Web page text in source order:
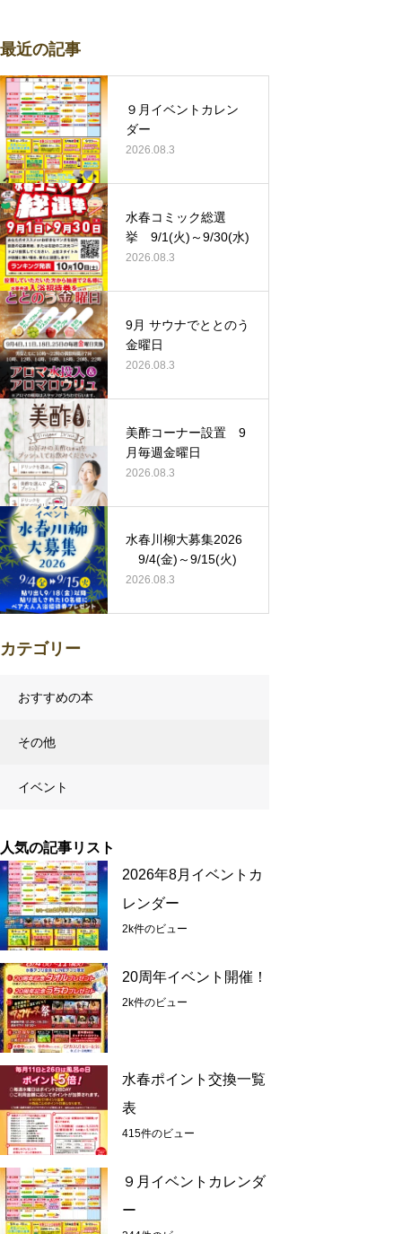
最近の記事
９月イベントカレン
ダー
2026.08.3
水春コミック総選
挙 9/1(火)～9/30(水)
2026.08.3
9月 サウナでととのう
金曜日
2026.08.3
美酢コーナー設置 9
月毎週金曜日
2026.08.3
水春川柳大募集2026
9/4(金)～9/15(火)
2026.08.3
カテゴリー
おすすめの本
その他
イベント
人気の記事リスト
2026年8月イベントカ
レンダー
2k件のビュー
20周年イベント開催！
2k件のビュー
水春ポイント交換一覧
表
415件のビュー
９月イベントカレンダ
ー